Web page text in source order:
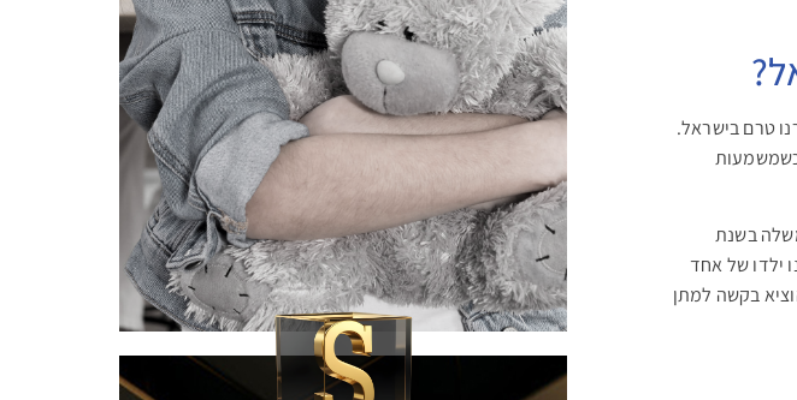
טרם בישראל.
יחד, כשמשמעות
בשנת
ילדו של אחד
בקשה למתן